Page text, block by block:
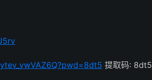
提取码: 8dt5